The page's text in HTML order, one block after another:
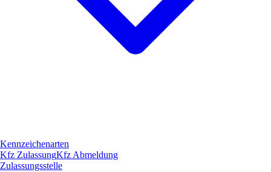
Kennzeichenarten
Kfz ZulassungKfz Abmeldung
Zulassungsstelle